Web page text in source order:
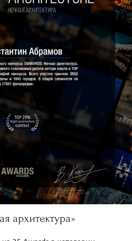
архитектура»